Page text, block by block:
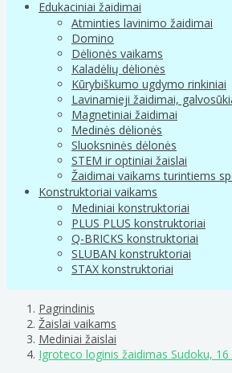
Edukaciniai žaidimai
Atminties lavinimo žaidimai
Domino
Dėlionės vaikams
Kaladėlių dėlionės
Kūrybiškumo ugdymo rinkiniai
Lavinamieji žaidimai,
Magnetiniai žaidimai
Medinės dėlionės
Sluoksninės dėlonės
STEM ir optiniai žaislai
Žaidimai vaikams turintiems
Konstruktoriai vaikams
Mediniai konstruktoriai
PLUS PLUS konstruktoriai
Q-BRICKS konstruktoriai
SLUBAN konstruktoriai
STAX konstruktoriai
Pagrindinis
Žaislai vaikams
Mediniai žaislai
Igroteco loginis žaidimas Sudoku, 16